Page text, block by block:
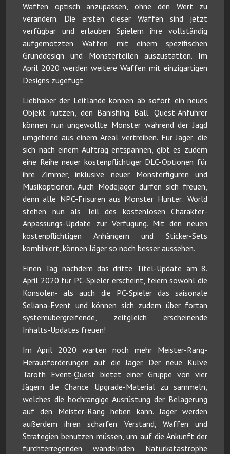
Waffen optisch anzupassen, ohne den Wert zu
verändern. Die ersten dieser Waffen sind jetzt
verfügbar und erlauben Spielern ihre vollständig
aufgemotzten Waffen mit einem spezifischen
Grunddesign und Monsterteilen auszustatten. Im
April 2020 werden weitere Waffen mit einzigartigen
Designs zugefügt.
Liebhaber der Leitlande können ab sofort ein neues
Objekt nutzen, den Banishing Ball. Quest-Anführer
können nun ungewollte Monster während der Jagd
umgehend aus einem Areal vertreiben. Für Jäger, die
sich nach einem Auftrag entspannen, gibt es zudem
eine Reihe neuer kostenpflichtiger DLC-Optionen für
ihre Zimmer, inklusive neuer Monsterfiguren und
Musikoptionen. Auch Modejäger dürfen sich freuen,
denn alle NPC-Frisuren aus Monster Hunter: World
stehen nun als Teil des kostenlosen Charakter-
Anpassungs-Update zur Verfügung. Mit den neuen
kostenpflichtigen Anhängern und Sticker-Sets
kombiniert, können Jäger so noch besser aussehen.
Einen Tag nachdem das dritte Titel-Update am 8.
April 2020 für PC-Spieler erscheint, feiern sowohl die
Konsolen- als auch die PC-Spieler das saisonale
Seliana-Event und können sich zudem über fortan
systemübergreifende, zeitgleich erscheinende
Inhalts-Updates freuen!
Im April 2020 warten noch mehr Meister-Rang-
Herausforderungen auf die Jäger. Der neue Kulve
Taroth Event-Quest bietet einer Gruppe von vier
Jägern die Chance Upgrade-Material zu sammeln,
welches die hochrangige Ausrüstung der Belagerung
auf den Meister-Rang heben kann. Jäger werden
außerdem ihren scharfen Verstand, Waffen und
Strategien benutzen müssen, um auf die Ankunft der
furchterregenden wandelnden Naturkatastrophe